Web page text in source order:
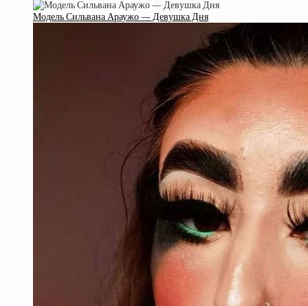
Модель Сильвана Араужо — Девушка Дня